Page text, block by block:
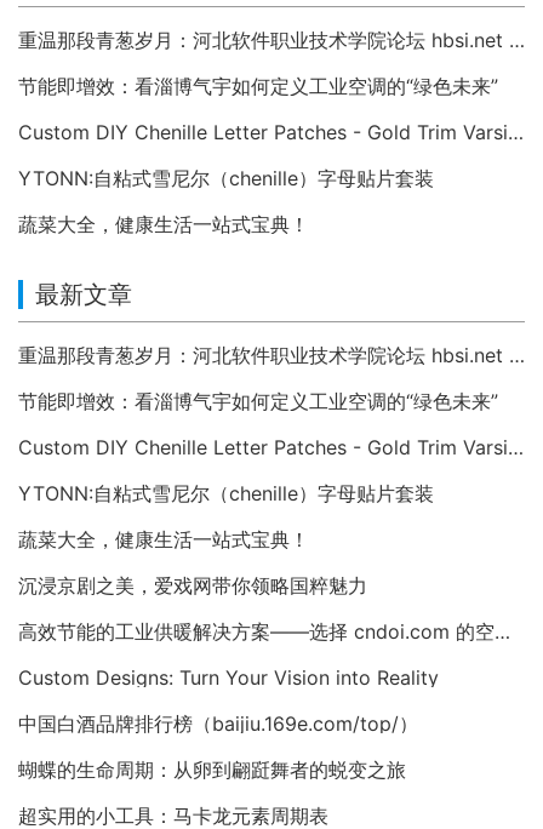
重温那段青葱岁月：河北软件职业技术学院论坛 hbsi.net —— 2007 年至今的校园数字记忆
节能即增效：看淄博气宇如何定义工业空调的“绿色未来”
Custom DIY Chenille Letter Patches - Gold Trim Varsity Alphabet Appliques
YTONN:自粘式雪尼尔（chenille）字母贴片套装
蔬菜大全，健康生活一站式宝典！
最新文章
重温那段青葱岁月：河北软件职业技术学院论坛 hbsi.net —— 2007 年至今的校园数字记忆
节能即增效：看淄博气宇如何定义工业空调的“绿色未来”
Custom DIY Chenille Letter Patches - Gold Trim Varsity Alphabet Appliques
YTONN:自粘式雪尼尔（chenille）字母贴片套装
蔬菜大全，健康生活一站式宝典！
沉浸京剧之美，爱戏网带你领略国粹魅力
高效节能的工业供暖解决方案——选择 cndoi.com 的空气对空气换热器与AHU
Custom Designs: Turn Your Vision into Reality
中国白酒品牌排行榜（baijiu.169e.com/top/）
蝴蝶的生命周期：从卵到翩跹舞者的蜕变之旅
超实用的小工具：马卡龙元素周期表